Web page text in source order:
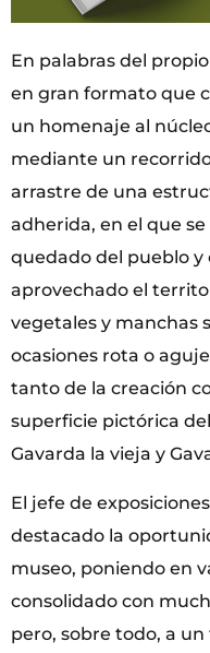
En palabras del
en gran formato que
un homenaje al
mediante un
arrastre de una
adherida, en el que
quedado del pueblo y
aprovechado el
vegetales y manchas
ocasiones rota o
tanto de la creación
superficie pictórica
Gavarda la vieja y
El jefe de
destacado la
museo, poniendo en
consolidado con
pero, sobre todo, a